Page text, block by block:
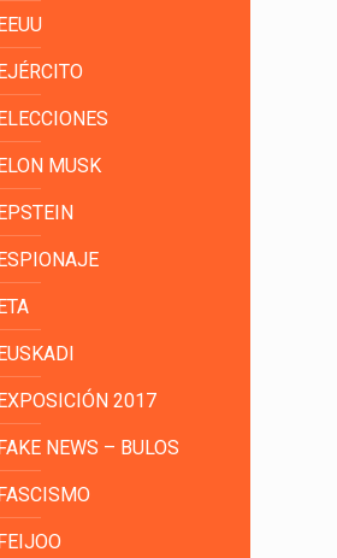
EEUU
EJÉRCITO
ELECCIONES
ELON MUSK
EPSTEIN
ESPIONAJE
ETA
EUSKADI
EXPOSICIÓN 2017
FAKE NEWS – BULOS
FASCISMO
FEIJOO